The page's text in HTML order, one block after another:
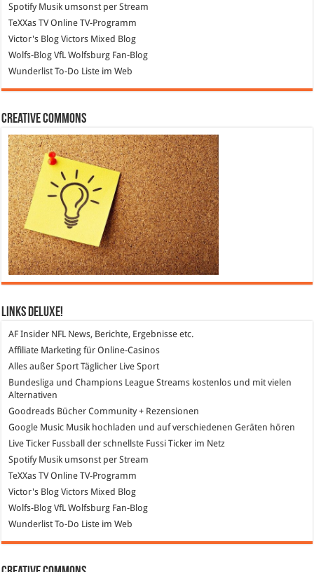
SpotifyMusik umsonst per Stream
TeXXas TVOnline TV-Programm
Victor's Blog Victors Mixed Blog
Wolfs-Blog VfL Wolfsburg Fan-Blog
Wunderlist To-Do Liste im Web
Creative Commons
Links DeLuXe!
AF Insider NFL News, Berichte, Ergebnisse etc.
Affiliate Marketing für Online-Casinos
Alles außer Sport Täglicher Live Sport
Bundesliga und Champions League Streams kostenlos und mit vielen
Alternativen
Goodreads Bücher Community + Rezensionen
Google Music Musik hochladen und auf verschiedenen Geräten hören
Live Ticker Fussball der schnellste Fussi Ticker im Netz
SpotifyMusik umsonst per Stream
TeXXas TVOnline TV-Programm
Victor's Blog Victors Mixed Blog
Wolfs-Blog VfL Wolfsburg Fan-Blog
Wunderlist To-Do Liste im Web